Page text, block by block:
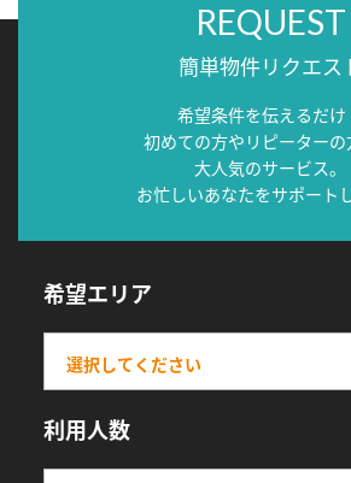
REQUEST
簡単物件リクエス
希望条件を伝えるだけ
初めての方やリピーターの
大人気のサービス。
お忙しいあなたをサポート
希望エリア
利用人数